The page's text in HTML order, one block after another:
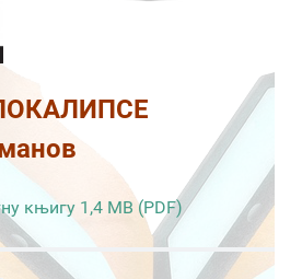
књигу 1,4 MB (PDF)